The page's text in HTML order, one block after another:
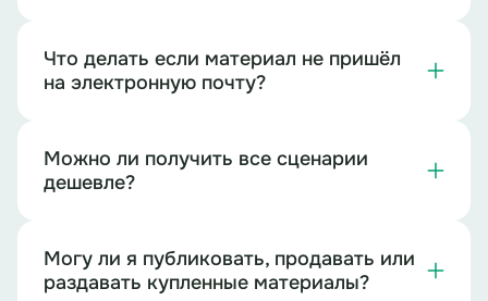
Что делать если материал не пришёл
на электронную почту?
Можно ли получить все сценарии
дешевле?
Могу ли я публиковать, продавать или
раздавать купленные материалы?